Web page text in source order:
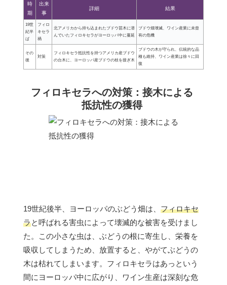
時
期
出来
事
詳細 結果
19世
紀半
ば
フィロ
キセラ
禍
北アメリカから持ち込まれたブドウ苗木に潜
んでいたフィロキセラがヨーロッパ中に蔓延
ブドウ畑壊滅、ワイン産業に未曾
有の危機
その
後
対策
フィロキセラ抵抗性を持つアメリカ産ブドウ
の台木に、ヨーロッパ産ブドウの枝を接ぎ木
ブドウの木が守られ、伝統的な品
種も維持、ワイン産業は徐々に回
復
フィロキセラへの対策：接木による
抵抗性の獲得
19世紀後半、ヨーロッパのぶどう畑は、 フィロキセ
ラと呼ばれる害虫によって壊滅的な被害を受けまし
た。この小さな虫は、ぶどうの根に寄生し、栄養を
吸収してしまうため、放置すると、やがてぶどうの
木は枯れてしまいます。フィロキセラはあっという
間にヨーロッパ中に広がり、ワイン生産は深刻な危